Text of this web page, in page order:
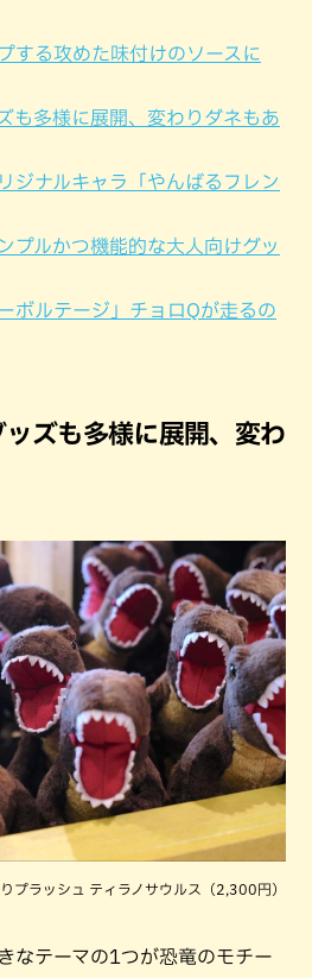
する攻めた味付けのソースに
も多様に展開、変わりダネもあ
ジナルキャラ「やんばるフレン
プルかつ機能的な大人向けグッ
ボルテージ」チョロQが走るの
ズも多様に展開、変わ
プラッシュ ティラノサウルス（2,300円）
なテーマの1つが恐竜のモチー